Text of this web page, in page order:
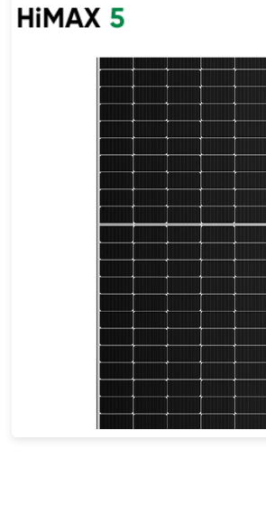
545-565W
25-річна гарантія на